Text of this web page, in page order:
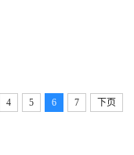
4 5 6 7 下页